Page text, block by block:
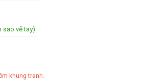
sao vẽ tay)
khung tranh.